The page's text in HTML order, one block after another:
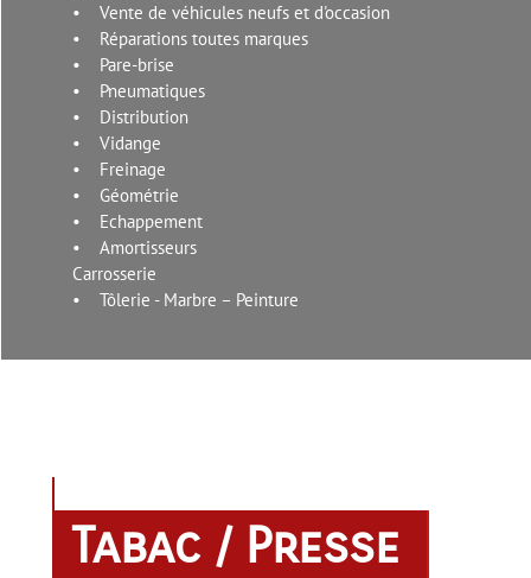
Tabac / Presse
• Vente de véhicules neufs et d'occasion
• Réparations toutes marques
• Pare-brise
• Pneumatiques
• Distribution
• Vidange
• Freinage
• Géométrie
• Echappement
• Amortisseurs
Carrosserie
• Tôlerie - Marbre – Peinture